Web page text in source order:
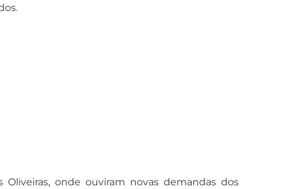
onde ouviram novas demandas dos